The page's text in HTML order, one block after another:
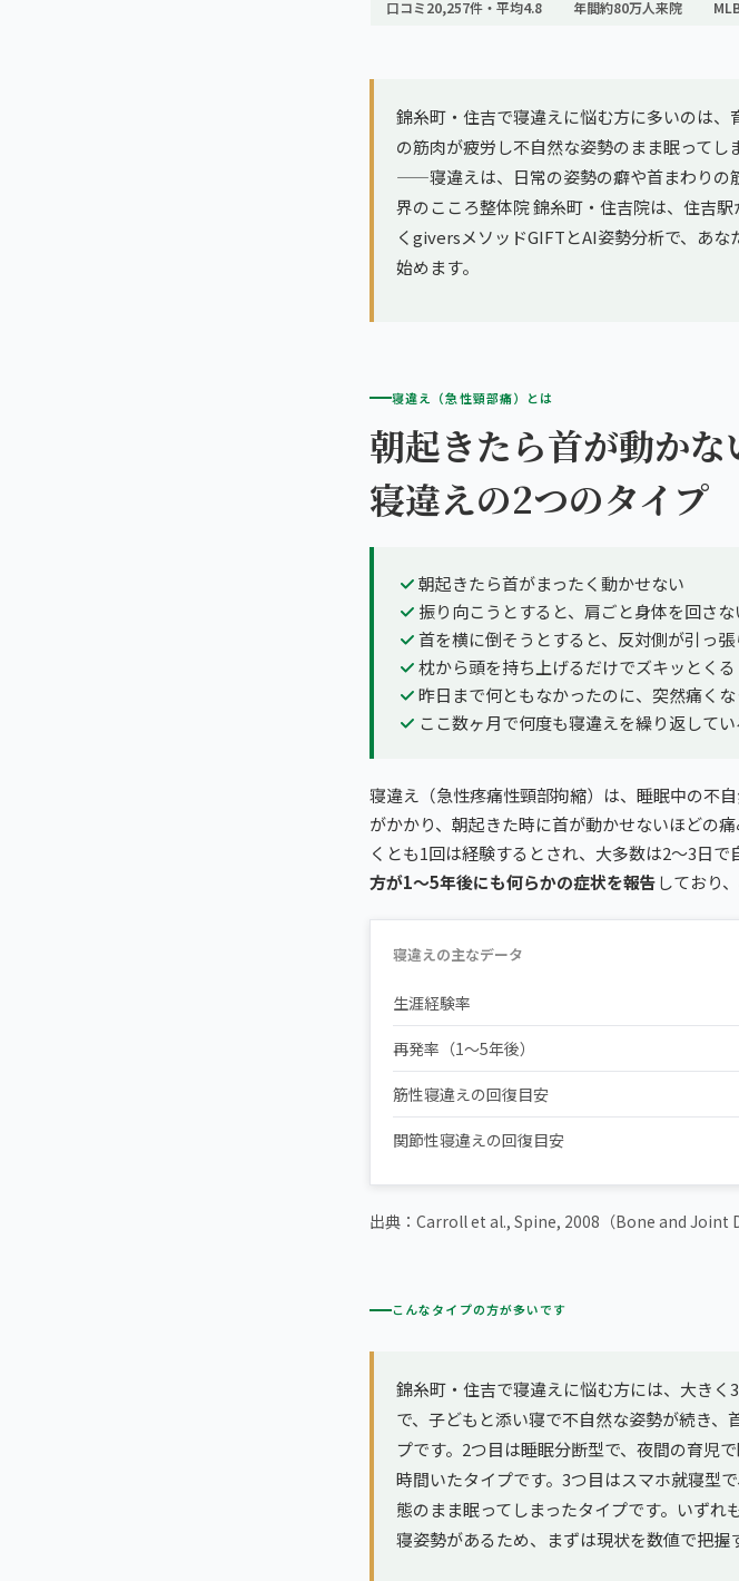
口コミ20,257件・平均4.8 年間約80万人来院
錦糸町・住吉で寝違えに悩む方に多いのは
の筋肉が疲労し不自然な姿勢のまま眠って
——寝違えは、日常の姿勢の癖や首まわりの
界のこころ整体院 錦糸町・住吉院は、住吉
くgiversメソッドGIFTとAI姿勢分析で、あ
始めます。
寝違え（急性頸部痛）とは
朝起きたら首が動か
寝違えの2つのタイプ
朝起きたら首がまったく動かせない
振り向こうとすると、肩ごと身体を回さ
首を横に倒そうとすると、反対側が引っ
枕から頭を持ち上げるだけでズキッとくる
昨日まで何ともなかったのに、突然痛く
ここ数ヶ月で何度も寝違えを繰り返してい
寝違え（急性疼痛性頸部拘縮）は、睡眠中の不
がかかり、朝起きた時に首が動かせないほどの
くとも1回は経験するとされ、大多数は2〜3日で
方が1〜5年後にも何らかの症状を報告しており
寝違えの主なデータ
生涯経験率
再発率（1〜5年後）
筋性寝違えの回復目安
関節性寝違えの回復目安
出典：Carroll et al., Spine, 2008（Bone and Joint
こんなタイプの方が多いです
錦糸町・住吉で寝違えに悩む方には、大き
で、子どもと添い寝で不自然な姿勢が続き
プです。2つ目は睡眠分断型で、夜間の育児
時間いたタイプです。3つ目はスマホ就寝型
態のまま眠ってしまったタイプです。いず
寝姿勢があるため、まずは現状を数値で把握